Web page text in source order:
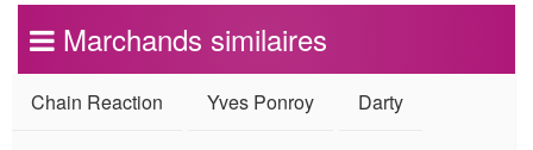
Marchands similaires
Chain Reaction Yves Ponroy Darty